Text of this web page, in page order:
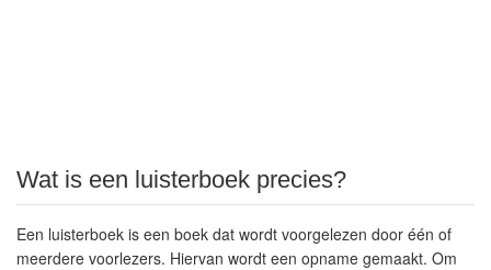
Wat is een luisterboek precies?
Een luisterboek is een boek dat wordt voorgelezen door één of
meerdere voorlezers. Hiervan wordt een opname gemaakt. Om